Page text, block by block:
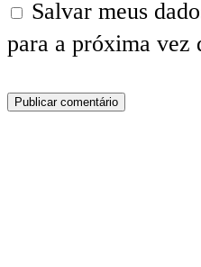
Salvar meus
para a próxima vez